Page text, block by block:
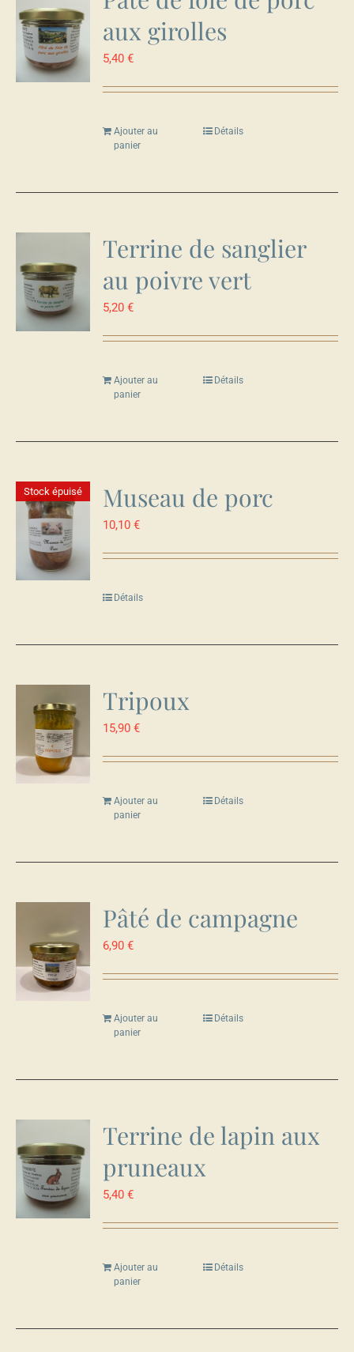
aux girolles
5,40€
Ajouter au
panier
Détails
Terrine de sanglier
au poivre vert
5,20€
Ajouter au
panier
Détails
Stock épuisé Museau de porc
10,10€
Détails
Tripoux
15,90€
Ajouter au
panier
Détails
Pâté de campagne
6,90€
Ajouter au
panier
Détails
Terrine de lapin aux
pruneaux
5,40€
Ajouter au
panier
Détails